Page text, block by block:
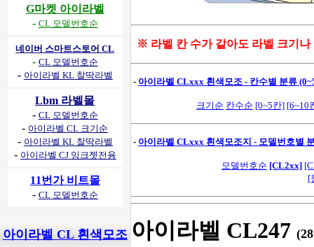
G마켓 아이라벨
- CL 모델번호순
네이버 스마트스토어 CL
- CL 모델번호순
- 아이라벨 KL 찰딱라벨
Lbm 라벨몰
- CL 모델번호순
- 아이라벨 CL 크기순
- 아이라벨 KL 찰딱라벨
- 아이라벨 CJ 잉크젯전용
11번가 비트몰
- CL 모델번호순
아이라벨 CL 흰색모조
※ 라벨 칸 수가 같아도 라벨 크기나
- 아이라벨 CLxxx 흰색모조 - 칸수별 분류
크기순 칸수순 [0~5칸] [6~10
- 아이라벨 CLxxx 흰색모조지 - 모델번호별
모델번호순 [CL2xx]
[
아이라벨 CL247